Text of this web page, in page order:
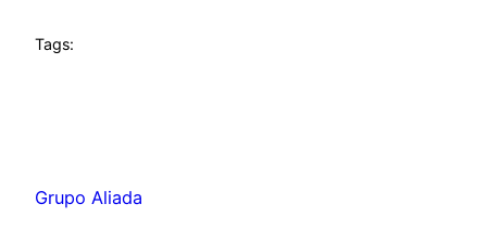
Tags:
Grupo Aliada